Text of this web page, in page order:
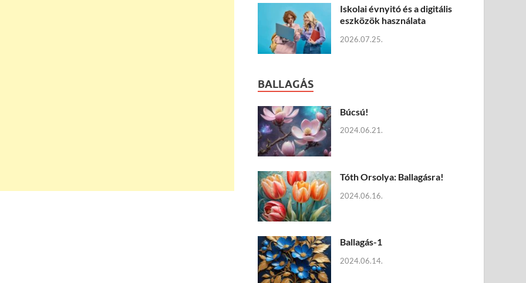
Iskolai évnyitó és a digitális
eszközök használata
2026.07.25.
BALLAGÁS
Búcsú!
2024.06.21.
Tóth Orsolya: Ballagásra!
2024.06.16.
Ballagás-1
2024.06.14.